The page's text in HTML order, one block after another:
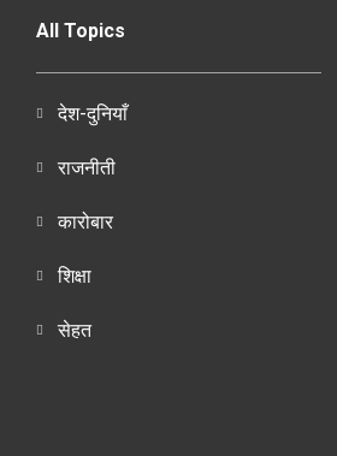
All Topics
देश-दुनियाँ
राजनीती
कारोबार
शिक्षा
सेहत